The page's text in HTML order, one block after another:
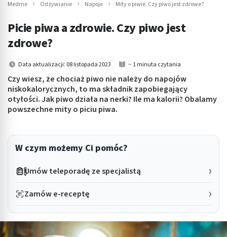
Medme Odżywianie Napoje Mity o piwie. Czy piwo jest zdrowe?
Picie piwa a zdrowie. Czy piwo jest
zdrowe?
Data aktualizacji: 08 listopada 2023 ~ 1 minuta czytania
Czy wiesz, że chociaż piwo nie należy do napojów
niskokalorycznych, to ma składnik zapobiegający
otyłości. Jak piwo działa na nerki? Ile ma kalorii? Obalamy
powszechne mity o piciu piwa.
W czym możemy Ci pomóc?
Umów teleporadę ze specjalistą
Zamów e-receptę